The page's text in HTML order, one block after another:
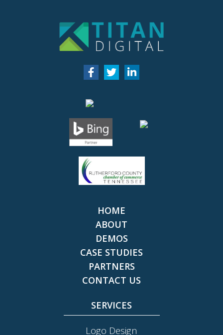
HOME
ABOUT
DEMOS
CASE STUDIES
PARTNERS
CONTACT US
SERVICES
Logo Design